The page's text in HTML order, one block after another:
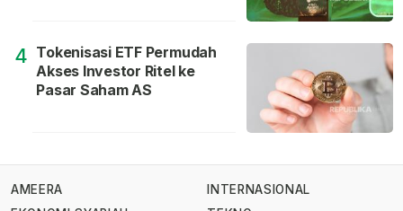
4 Tokenisasi ETF Permudah
Akses Investor Ritel ke
Pasar Saham AS
AMEERA
INTERNASIONAL